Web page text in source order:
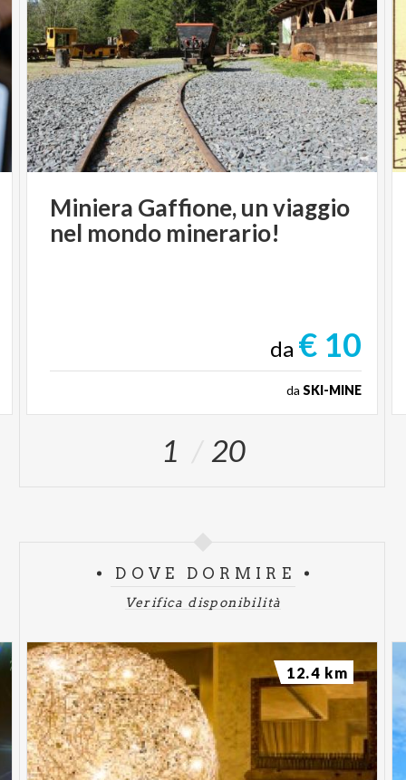
Miniera Gaffione,unviaggio
nel mondo minerario!
da € 10
da SKI-MINE
1 20
DOVE DORMIRE
Verifica disponibilità
12.4 km